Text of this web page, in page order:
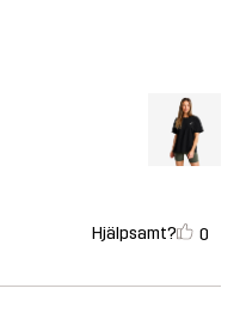
Hjälpsamt? 0